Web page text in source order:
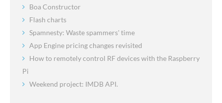
Boa Constructor
Flash charts
Spamnesty: Waste spammers' time
App Engine pricing changes revisited
How to remotely control RF devices with the Raspberry
Pi
Weekend project: IMDB API.